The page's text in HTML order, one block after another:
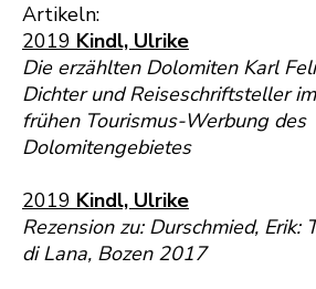
Artikeln:
2019 Kindl, Ulrike
Die erzählten Dolomiten Karl
Dichter und Reiseschriftsteller
frühen Tourismus-Werbung des
Dolomitengebietes
2019 Kindl, Ulrike
Rezension zu: Durschmied, Erik:
di Lana, Bozen 2017